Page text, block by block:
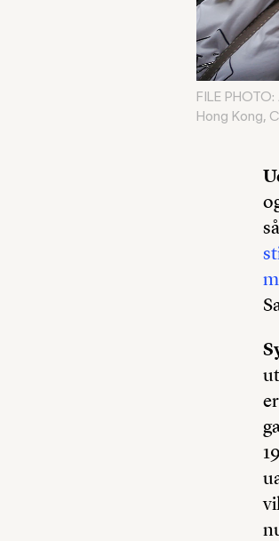
FILE
Hong Kong,